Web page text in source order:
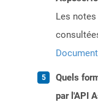
Les
Quels
par l'API